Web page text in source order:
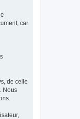
car
de celle
Nous